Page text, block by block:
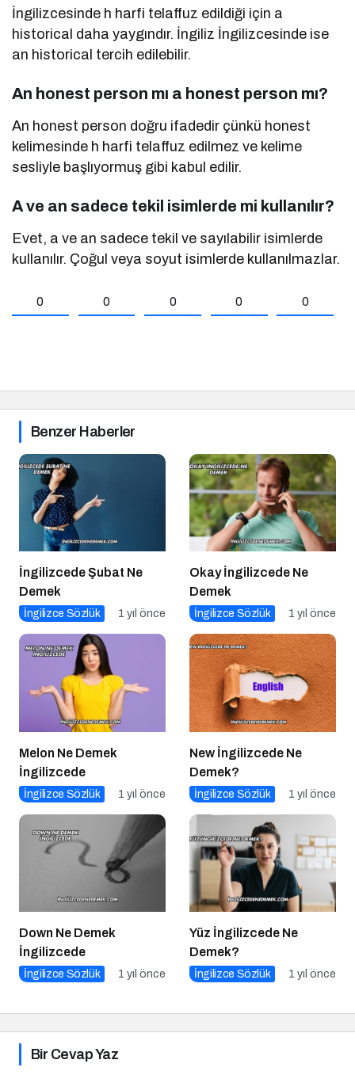
İngilizcesinde h harfi telaffuz edildiği için a
historical daha yaygındır. İngiliz İngilizcesinde ise
an historical tercih edilebilir.
An honest person mı a honest person mı?
An honest person doğru ifadedir çünkü honest
kelimesinde h harfi telaffuz edilmez ve kelime
sesliyle başlıyormuş gibi kabul edilir.
A ve an sadece tekil isimlerde mi kullanılır?
Evet, a ve an sadece tekil ve sayılabilir isimlerde
kullanılır. Çoğul veya soyut isimlerde kullanılmazlar.
0 0 0 0 0
Benzer Haberler
İngilizcede Şubat Ne
Demek
İngilizce Sözlük 1 yıl önce
Okay İngilizcede Ne
Demek
İngilizce Sözlük 1 yıl önce
Melon Ne Demek
İngilizcede
İngilizce Sözlük 1 yıl önce
New İngilizcede Ne
Demek?
İngilizce Sözlük 1 yıl önce
Down Ne Demek
İngilizcede
İngilizce Sözlük 1 yıl önce
Yüz İngilizcede Ne
Demek?
İngilizce Sözlük 1 yıl önce
Bir Cevap Yaz